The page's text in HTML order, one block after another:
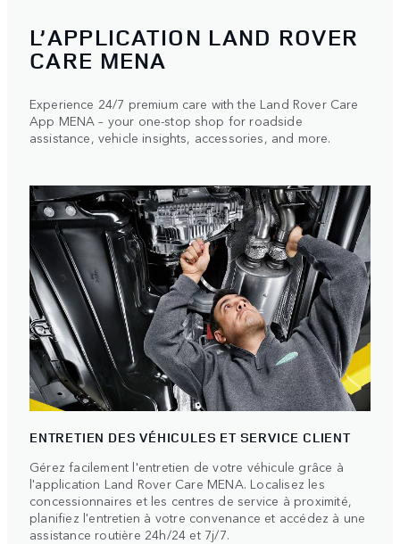
L’APPLICATION LAND ROVER
CARE MENA
Experience 24/7 premium care with the Land Rover Care
App MENA – your one-stop shop for roadside
assistance, vehicle insights, accessories, and more.
ENTRETIEN DES VÉHICULES ET SERVICE CLIENT
Gérez facilement l'entretien de votre véhicule grâce à
l'application Land Rover Care MENA. Localisez les
concessionnaires et les centres de service à proximité,
planifiez l'entretien à votre convenance et accédez à une
assistance routière 24h/24 et 7j/7.